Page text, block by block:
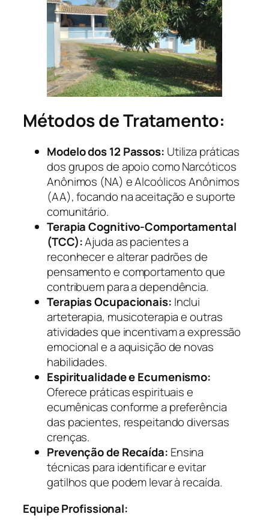
Métodos de Tratamento:
Modelo dos 12 Passos: Utiliza práticas
dos grupos de apoio como Narcóticos
Anônimos (NA) e Alcoólicos Anônimos
(AA), focando na aceitação e suporte
comunitário.
Terapia Cognitivo-Comportamental
(TCC):Ajuda as pacientes a
reconhecer e alterar padrões de
pensamento e comportamento que
contribuem para a dependência.
Terapias Ocupacionais: Inclui
arteterapia, musicoterapia e outras
atividades que incentivam a expressão
emocional e a aquisição de novas
habilidades.
Espiritualidade e Ecumenismo:
Oferece práticas espirituais e
ecumênicas conforme a preferência
das pacientes, respeitando diversas
crenças.
Prevenção de Recaída: Ensina
técnicas para identificar e evitar
gatilhos que podem levar à recaída.
Equipe Profissional: